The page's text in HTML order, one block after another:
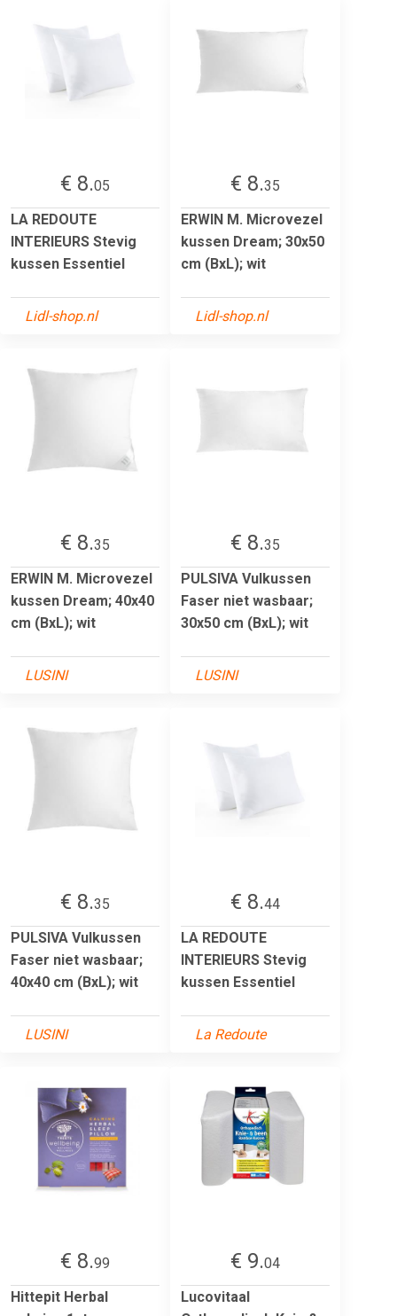
€ 8.05
LA REDOUTE
INTERIEURS Stevig
kussen Essentiel
Lidl-shop.nl
€ 8.35
ERWIN M. Microvezel
kussen Dream; 30x50
cm (BxL); wit
Lidl-shop.nl
€ 8.35
ERWIN M. Microvezel
kussen Dream; 40x40
cm (BxL); wit
LUSINI
€ 8.35
PULSIVA Vulkussen
Faser niet wasbaar;
30x50 cm (BxL); wit
LUSINI
€ 8.35
PULSIVA Vulkussen
Faser niet wasbaar;
40x40 cm (BxL); wit
LUSINI
€ 8.44
LA REDOUTE
INTERIEURS Stevig
kussen Essentiel
La Redoute
€ 8.99
Hittepit Herbal
€ 9.04
Lucovitaal